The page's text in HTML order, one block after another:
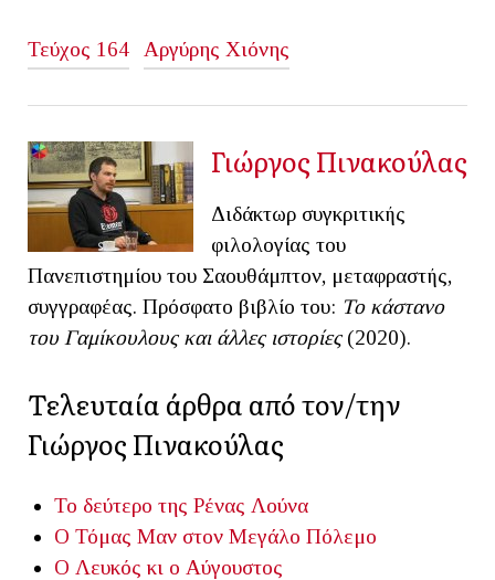
Τεύχος 164 Αργύρης Χιόνης
Γιώργος Πινακούλας
Διδάκτωρ συγκριτικής
φιλολογίας του
Πανεπιστημίου του Σαουθάμπτον, μεταφραστής,
συγγραφέας. Πρόσφατο βιβλίο του: Το κάστανο
του Γαμίκουλους και άλλες ιστορίες (2020).
Τελευταία άρθρα από τον/την
Γιώργος Πινακούλας
Το δεύτερο της Ρένας Λούνα
Ο Τόμας Μαν στον Μεγάλο Πόλεμο
Ο Λευκός κι ο Αύγουστος